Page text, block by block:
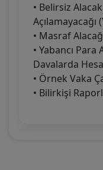
• Belirsiz
Açılamayacağı
• Masraf
• Yabancı
Davalarda
• Örnek Vaka
• Bilirkişi